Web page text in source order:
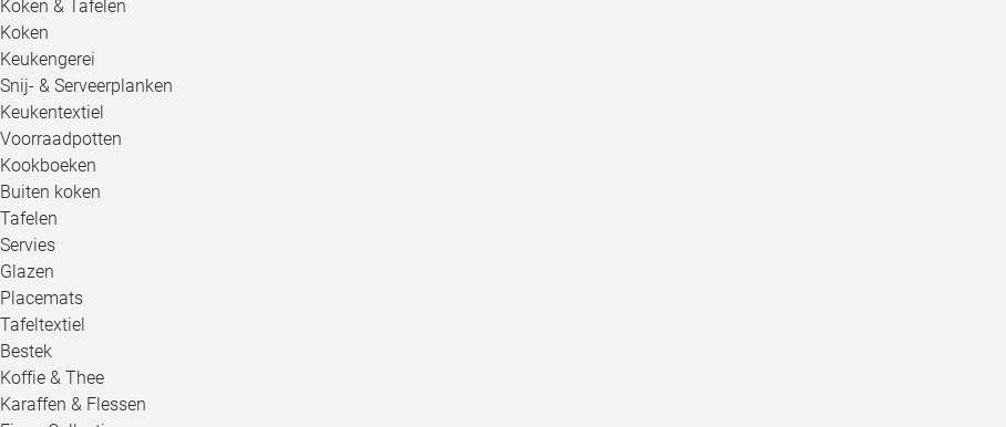
Koken & Tafelen
Koken
Keukengerei
Snij- & Serveerplanken
Keukentextiel
Voorraadpotten
Kookboeken
Buiten koken
Tafelen
Servies
Glazen
Placemats
Tafeltextiel
Bestek
Koffie & Thee
Karaffen & Flessen